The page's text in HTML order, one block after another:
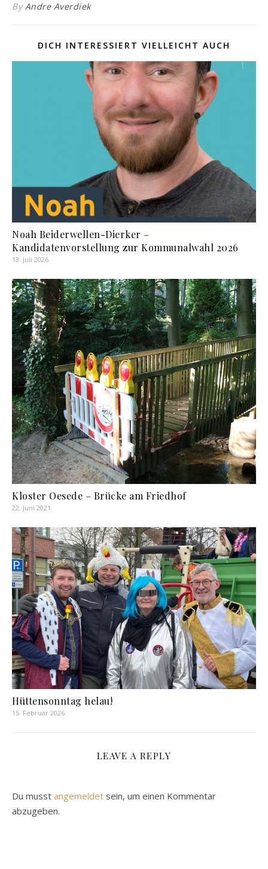
ByAndre Averdiek
DICH INTERESSIERT VIELLEICHT AUCH
Noah Beiderwellen-Dierker –
Kandidatenvorstellung zur Kommunalwahl 2026
13. Juli 2026
Kloster Oesede – Brücke am Friedhof
22. Juni 2021
Hüttensonntag helau!
15. Februar 2026
LEAVE A REPLY
Du musst angemeldet sein, um einen Kommentar
abzugeben.